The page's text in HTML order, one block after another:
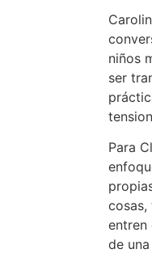
niños
ser
Para
entren
de